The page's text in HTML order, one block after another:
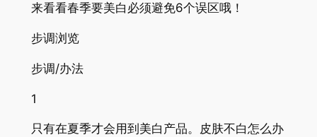
来看看春季要美白必须避免6个误区哦！
步调浏览
步调/办法
1
只有在夏季才会用到美白产品。皮肤不白怎么办